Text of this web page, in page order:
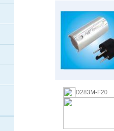
D283M-F20